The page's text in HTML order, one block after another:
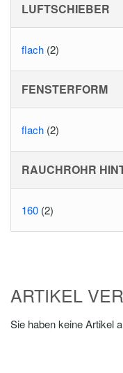
LUFTSCHIEBER
flach (2)
FENSTERFORM
flach (2)
RAUCHROHR
160 (2)
ARTIKEL
Sie haben keine Artikel